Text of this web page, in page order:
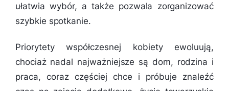
ułatwia wybór, a także pozwala zorganizować
szybkie spotkanie.
Priorytety współczesnej kobiety ewoluują,
chociaż nadal najważniejsze są dom, rodzina i
praca, coraz częściej chce i próbuje znaleźć